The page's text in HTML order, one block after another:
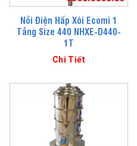
Nồi Điện Hấp Xôi Ecomi 1
Tầng Size 440 NHXE-D440-
1T
Chi Tiết